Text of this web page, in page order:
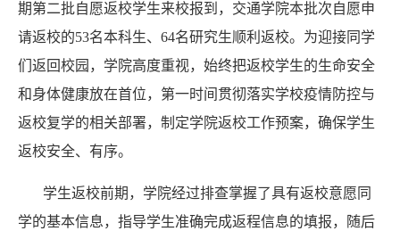
期第二批自愿返校学生来校报到，交通学院本批次自愿申
请返校的53名本科生、 64名研究生顺利返校。为迎接同学
们返回校园，学院高度重视，始终把返校学生的生命安全
和身体健康放在首位，第一时间贯彻落实学校疫情防控与
返校复学的相关部署，制定学院返校工作预案，确保学生
返校安全、有序。
学生返校前期，学院经过排查掌握了具有返校意愿同
学的基本信息，指导学生准确完成返程信息的填报，随后